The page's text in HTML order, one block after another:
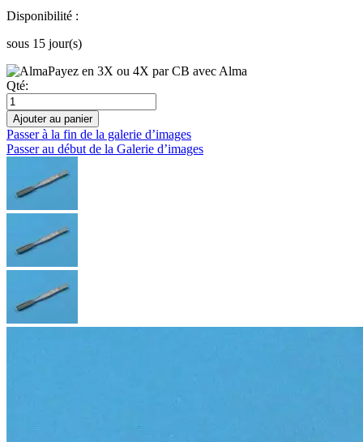
Disponibilité :
sous 15 jour(s)
Payez en 3X ou 4X par CB avec Alma
Qté:
Ajouter au panier
Passer à la fin de la galerie d’images
Passer au début de la Galerie d’images